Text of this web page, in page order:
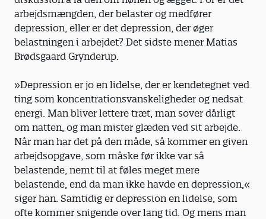
arbejdsmængden, der belaster og medfører
depression, eller er det depression, der øger
belastningen i arbejdet? Det sidste mener Matias
Brødsgaard Grynderup.
»Depression er jo en lidelse, der er kendetegnet ved
ting som koncentrationsvanskeligheder og nedsat
energi. Man bliver lettere træt, man sover dårligt
om natten, og man mister glæden ved sit arbejde.
Når man har det på den måde, så kommer en given
arbejdsopgave, som måske før ikke var så
belastende, nemt til at føles meget mere
belastende, end da man ikke havde en depression,«
siger han. Samtidig er depression en lidelse, som
ofte kommer snigende over lang tid. Og mens man